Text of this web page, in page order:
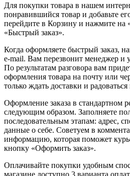
Для покупки товара в нашем
понравившийся товар и добавьте
перейдите в Корзину и нажмите на
«Быстрый заказ».
Когда оформляете быстрый заказ,
e-mail. Вам перезвонит менеджер и
По результатам разговора вам
оформления товара на почту или
только ждать доставки и
Оформление заказа в стандартном
следующим образом. Заполняете
последовательным этапам: адрес,
данные о себе. Советуем в
информацию, которая поможет
кнопку «Оформить заказ».
Оплачивайте покупки удобным
магазине доступно 3 варианта